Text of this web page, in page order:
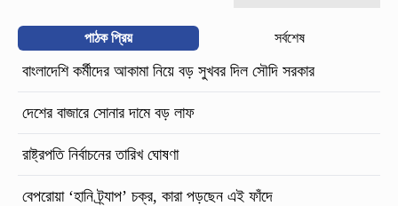
পাঠক প্রিয় সর্বশেষ
বাংলাদেশি কর্মীদের আকামা নিয়ে বড় সুখবর দিল সৌদি সরকার
দেশের বাজারে সোনার দামে বড় লাফ
রাষ্ট্রপতি নির্বাচনের তারিখ ঘোষণা
বেপরোয়া ‘হানি ট্র্যাপ’ চক্র, কারা পড়ছেন এই ফাঁদে